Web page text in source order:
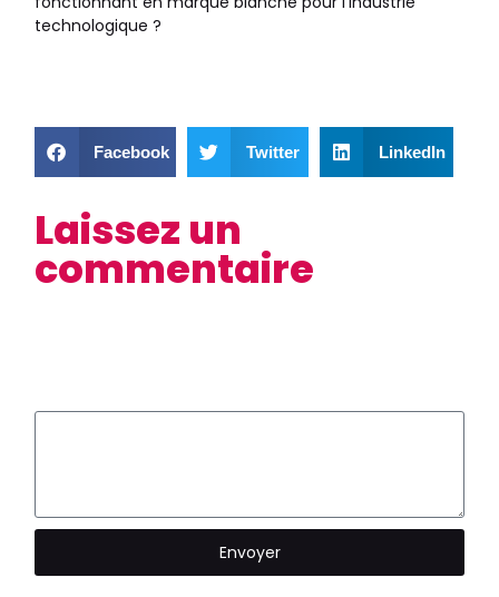
technologique ?
Facebook Twitter LinkedIn
Laissez un
commentaire
Envoyer